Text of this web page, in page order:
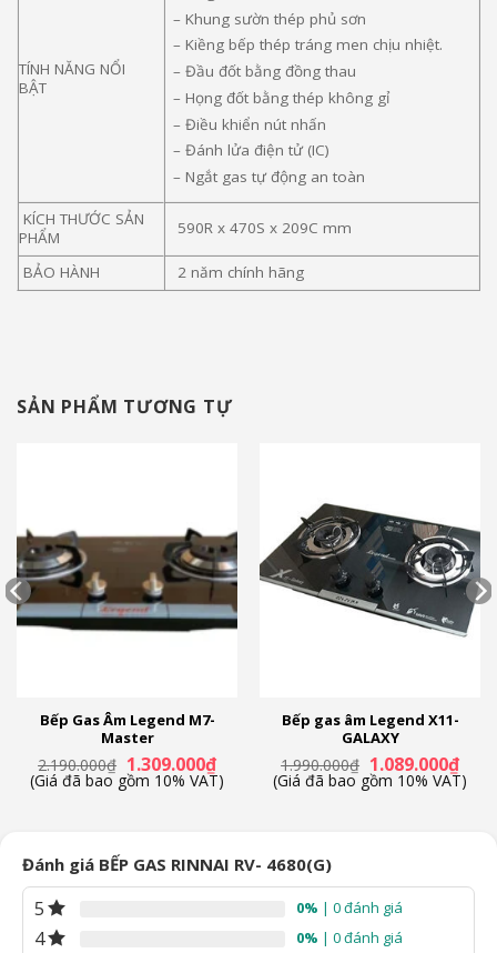
TÍNH NĂNG NỔI
BẬT
– Khung sườn thép phủ sơn
– Kiềng bếp thép tráng men chịu nhiệt.
– Đầu đốt bằng đồng thau
– Họng đốt bằng thép không gỉ
– Điều khiển nút nhấn
– Đánh lửa điện tử (IC)
– Ngắt gas tự động an toàn
KÍCH THƯỚC SẢN
PHẨM
590R x 470S x 209C mm
BẢO HÀNH 2 năm chính hãng
SẢN PHẨM TƯƠNG TỰ
Bếp Gas Âm Legend M7-
Master
2.190.000₫ Giá
gốc
là:
1.309.000₫Giá
hiện
tại
(Giá đã bao gồm 10% VAT)
Bếp gas âm Legend X11-
GALAXY
1.990.000₫ Giá
gốc
là:
1.089.000₫Giá
hiện
tại
(Giá đã bao gồm 10% VAT)
Đánh giá BẾP GAS RINNAI RV- 4680(G)
5 0% | 0 đánh giá
4 0% | 0 đánh giá